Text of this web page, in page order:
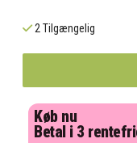
2 Tilgængelig
Køb nu
Betal i 3